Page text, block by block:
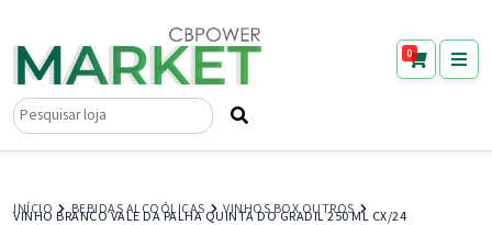
0
Pesquisar
INÍCIO BEBIDAS ALCOÓLICAS VINHOS BOX OUTROS
VINHO BRANCO VALE DA PALHA QUINTA DO GRADIL 250 ML CX/24